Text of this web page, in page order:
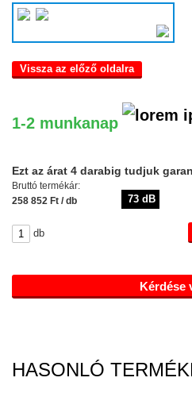
73 dB
Vissza az előző oldalra
1-2 munkanap
Ezt az árat 4 darabig tudjuk
Bruttó termékár:
258 852 Ft / db
db
Kérdése
HASONLÓ